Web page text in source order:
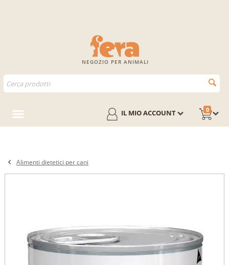
NEGOZIO PER ANIMALI
0
IL MIO ACCOUNT
Alimenti dietetici per cani